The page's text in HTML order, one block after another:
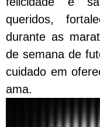
queridos,
durante as
de semana de
cuidado em
ama.